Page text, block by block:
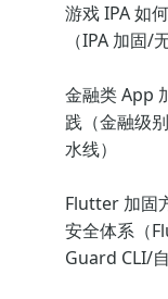
游戏 IPA 如
（IPA 加固/
金融类 App
践（金融级
水线）
Flutter 加固
安全体系（
Guard CLI/